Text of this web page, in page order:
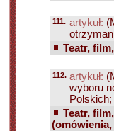
111. artykuł:
Teatr,
112. artykuł:
wyboru
Polskich;
Teatr,